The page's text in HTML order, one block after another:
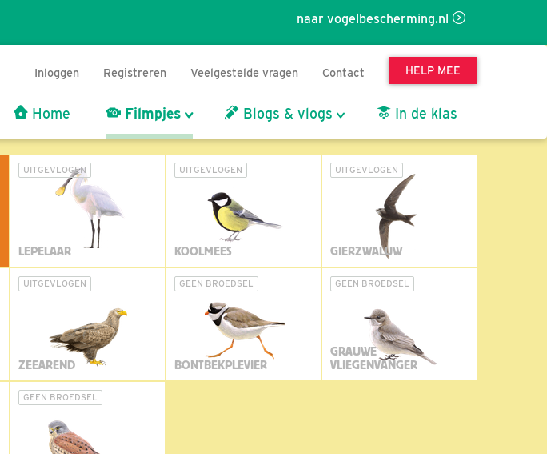
naar vogelbescherming.nl
Inloggen Registreren Veelgestelde vragen Contact HELP MEE
Home Filmpjes Blogs & vlogs In de klas
UITGEVLOGEN
LEPELAAR
UITGEVLOGEN
KOOLMEES
UITGEVLOGEN
GIERZWALUW
UITGEVLOGEN
ZEEAREND
GEEN BROEDSEL
BONTBEKPLEVIER
GEEN BROEDSEL
GRAUWE
VLIEGENVANGER
GEEN BROEDSEL